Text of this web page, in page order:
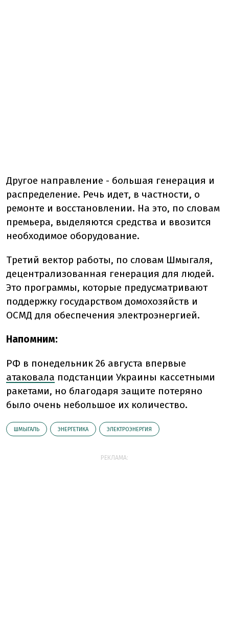
Другое направление - большая генерация и
распределение. Речь идет, в частности, о
ремонте и восстановлении. На это, по словам
премьера, выделяются средства и ввозится
необходимое оборудование.
Третий вектор работы, по словам Шмыгаля,
децентрализованная генерация для людей.
Это программы, которые предусматривают
поддержку государством домохозяйств и
ОСМД для обеспечения электроэнергией.
Напомним:
РФ в понедельник 26 августа впервые
атаковала подстанции Украины кассетными
ракетами, но благодаря защите потеряно
было очень небольшое их количество.
ШМЫГАЛЬ ЭНЕРГЕТИКА ЭЛЕКТРОЭНЕРГИЯ
РЕКЛАМА: